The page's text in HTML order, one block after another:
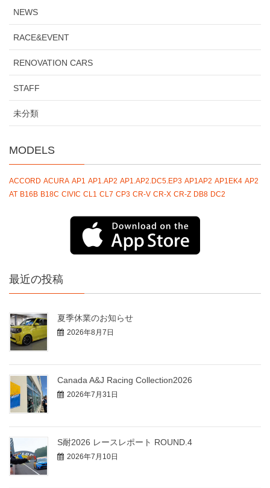
NEWS
RACE&EVENT
RENOVATION CARS
STAFF
未分類
MODELS
ACCORD ACURA AP1 AP1.AP2 AP1.AP2.DC5.EP3 AP1AP2 AP1EK4 AP2
AT B16B B18C CIVIC CL1 CL7 CP3 CR-V CR-X CR-Z DB8 DC2
最近の投稿
夏季休業のお知らせ
2026年8月7日
Canada A&J Racing Collection2026
2026年7月31日
S耐2026 レースレポート ROUND.4
2026年7月10日